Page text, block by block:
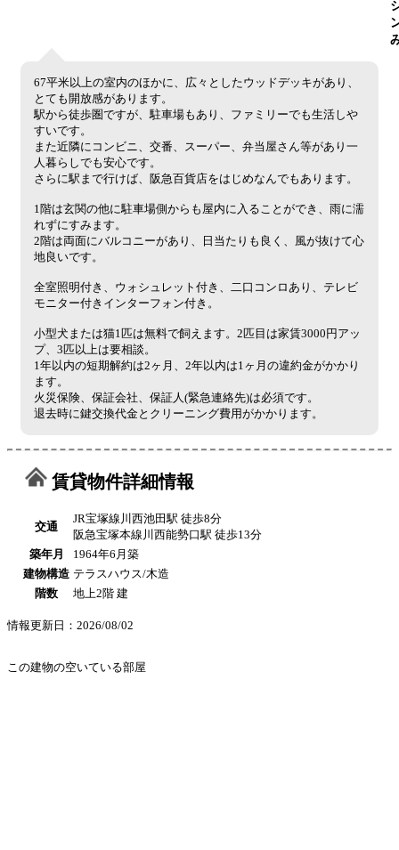
67平米以上の室内のほかに、広々としたウッドデッキがあり、
とても開放感があります。
駅から徒歩圏ですが、駐車場もあり、ファミリーでも生活しや
すいです。
また近隣にコンビニ、交番、スーパー、弁当屋さん等があり一
人暮らしでも安心です。
さらに駅まで行けば、阪急百貨店をはじめなんでもあります。
1階は玄関の他に駐車場側からも屋内に入ることができ、雨に濡
れずにすみます。
2階は両面にバルコニーがあり、日当たりも良く、風が抜けて心
地良いです。
全室照明付き、ウォシュレット付き、二口コンロあり、テレビ
モニター付きインターフォン付き。
小型犬または猫1匹は無料で飼えます。2匹目は家賃3000円アッ
プ、3匹以上は要相談。
1年以内の短期解約は2ヶ月、2年以内は1ヶ月の違約金がかかり
ます。
火災保険、保証会社、保証人(緊急連絡先)は必須です。
退去時に鍵交換代金とクリーニング費用がかかります。
賃貸物件詳細情報
交通
JR宝塚線川西池田駅 徒歩8分
阪急宝塚本線川西能勢口駅 徒歩13分
築年月
1964年6月築
建物構造 テラスハウス/木造
階数
地上2階 建
情報更新日：2026/08/02
この建物の空いている部屋